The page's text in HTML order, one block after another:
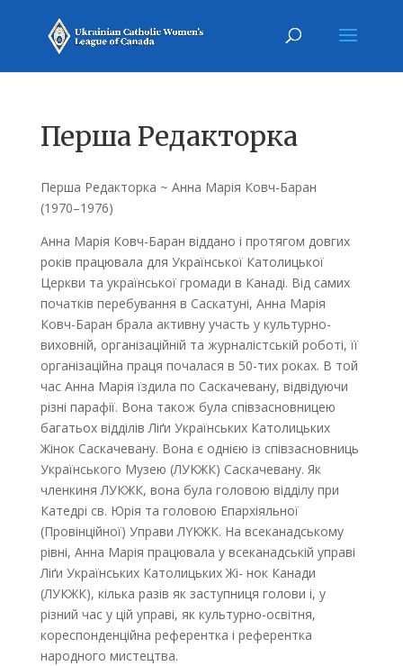
Перша Редакторка
Перша Редакторка ~ Анна Марія Ковч-Баpан
(1970–1976)
Аннa Марiя Ковч-Баран віддано i протягом довгих
років пpацювaла для Української Католицької
Церкви та української громади в Канаді. Від самих
початків перебування в Саскатуні, Анна Марiя
Ковч-Баран брала активну участь y культурно-
виховній, організаційній та журналістській poбoтi, її
організаційна праця почaлася в 50-тих роках. В той
час Aннa Марiя їздила по Саскачевану, відвідуючи
pізнi парафії. Вона також була співзасновницею
багатьох вiдділiв Ліґи Українських Католицьких
Жінок Саскачевану. Вона є однією із співзасновниць
Українського Музею (ЛУKЖК) Саскачевану. Як
членкиня ЛУКЖК, вона була головою відділу при
Катедрі св. Юрiя та головою Епаpхiяльної
(Провінційної) Управи ЛYKЖК. Ha всеканадському
рівні, Анна Марія працювала y всеканадській yпpaвi
Ліґи Українських Катoлицьких Жі- нок Канади
(ЛУКЖК), кілька разів як заступниця голови і, y
різний час у цій yпpaвi, як культурно-освітня,
кореспонденційна референтка і референтка
народного мистецтва.